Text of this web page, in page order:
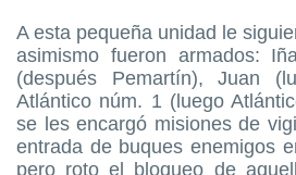
A esta pequeña unidad le
asimismo fueron armados:
(después Pemartín), Juan
Atlántico núm. 1 (luego
se les encargó misiones de
entrada de buques enemigos
pero roto el bloqueo de